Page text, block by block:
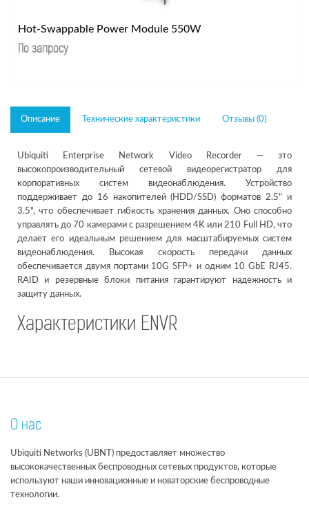
Hot-Swappable Power Module 550W
По запросу
Описание Технические характеристики Отзывы (0)
Ubiquiti Enterprise Network Video Recorder — это
высокопроизводительный сетевой видеорегистратор для
корпоративных систем видеонаблюдения. Устройство
поддерживает до 16 накопителей (HDD/SSD) форматов 2.5" и
3.5", что обеспечивает гибкость хранения данных. Оно способно
управлять до 70 камерами с разрешением 4K или 210 Full HD, что
делает его идеальным решением для масштабируемых систем
видеонаблюдения. Высокая скорость передачи данных
обеспечивается двумя портами 10G SFP+ и одним 10 GbE RJ45.
RAID и резервные блоки питания гарантируют надежность и
защиту данных.
Характеристики ENVR
О нас
Ubiquiti Networks (UBNT) предоставляет множество
высококачественных беспроводных сетевых продуктов, которые
используют наши инновационные и новаторские беспроводные
технологии.